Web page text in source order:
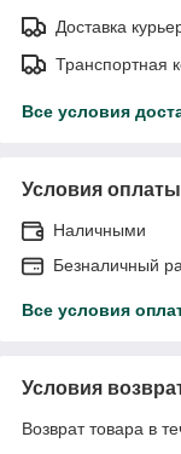
Доставка
Транспортная
Все условия
Условия оплаты
Наличными
Безналичный
Все условия
Условия
Возврат товара в